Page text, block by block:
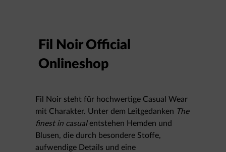
Fil Noir Official
Onlineshop
Fil Noir steht für hochwertige Casual Wear
mit Charakter. Unter dem Leitgedanken The
finest in casualentstehen Hemden und
Blusen, die durch besondere Stoffe,
aufwendige Details und eine